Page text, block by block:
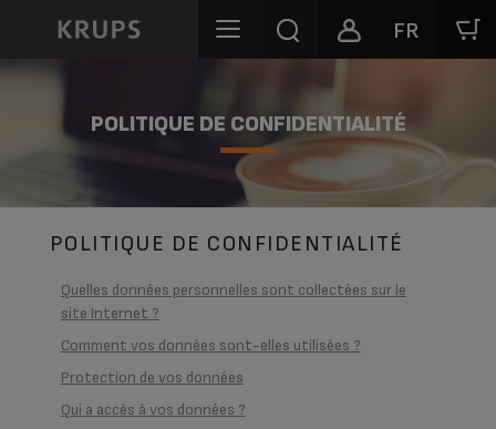
FR
POLITIQUE DE CONFIDENTIALITÉ
POLITIQUE DE CONFIDENTIALITÉ
Quelles données personnelles sont collectées sur le
site Internet ?
Comment vos données sont-elles utilisées ?
Protection de vos données
Qui a accès à vos données ?